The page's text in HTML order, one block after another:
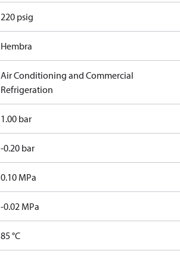
220 psig
Hembra
Air Conditioning and Commercial
Refrigeration
1.00 bar
-0.20 bar
0.10 MPa
-0.02 MPa
85 °C